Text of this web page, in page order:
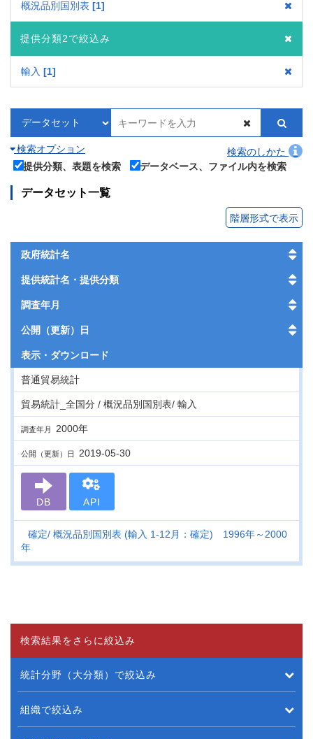
概況品別国別表 1
提供分類2で絞込み
輸入 1
検索オプション
検索のしかた
提供分類、表題を検索
データベース、ファイル内を検索
データセット一覧
階層形式で表示
政府統計名
提供統計名・提供分類
調査年月
公開（更新）日
表示・ ダウンロード
普通貿易統計
貿易統計_全国分 / 概況品別国別表/ 輸入
調査年月 2000年
公開（更新）日 2019-05-30
DB API
確定 概況品別国別表 (輸入 1-12月：確定) 1996年～2000
年
検索結果をさらに絞込み
統計分野（大分類）で絞込み
組織で絞込み